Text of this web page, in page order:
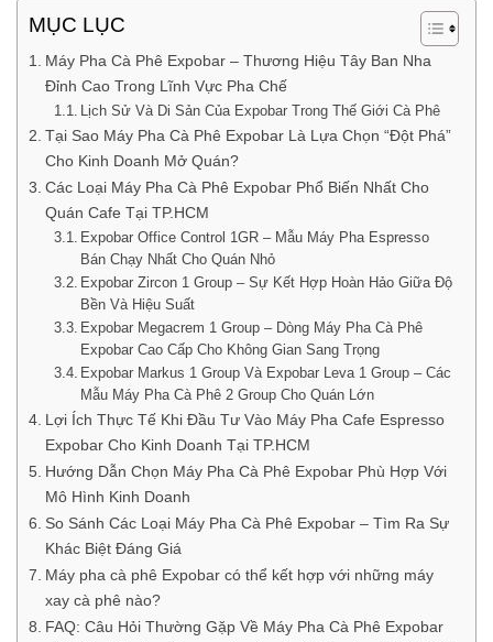
MỤC LỤC
Máy Pha Cà Phê Expobar – Thương Hiệu Tây Ban Nha
Đỉnh Cao Trong Lĩnh Vực Pha Chế
Lịch Sử Và Di Sản Của Expobar Trong Thế Giới Cà Phê
Tại Sao Máy Pha Cà Phê Expobar Là Lựa Chọn “Đột Phá”
Cho Kinh Doanh Mở Quán?
Các Loại Máy Pha Cà Phê Expobar Phổ Biến Nhất Cho
Quán Cafe Tại TP.HCM
Expobar Office Control 1GR – Mẫu Máy Pha Espresso
Bán Chạy Nhất Cho Quán Nhỏ
Expobar Zircon 1 Group – Sự Kết Hợp Hoàn Hảo Giữa Độ
Bền Và Hiệu Suất
Expobar Megacrem 1 Group – Dòng Máy Pha Cà Phê
Expobar Cao Cấp Cho Không Gian Sang Trọng
Expobar Markus 1 Group Và Expobar Leva 1 Group – Các
Mẫu Máy Pha Cà Phê 2 Group Cho Quán Lớn
Lợi Ích Thực Tế Khi Đầu Tư Vào Máy Pha Cafe Espresso
Expobar Cho Kinh Doanh Tại TP.HCM
Hướng Dẫn Chọn Máy Pha Cà Phê Expobar Phù Hợp Với
Mô Hình Kinh Doanh
So Sánh Các Loại Máy Pha Cà Phê Expobar – Tìm Ra Sự
Khác Biệt Đáng Giá
Máy pha cà phê Expobar có thể kết hợp với những máy
xay cà phê nào?
FAQ: Câu Hỏi Thường Gặp Về Máy Pha Cà Phê Expobar